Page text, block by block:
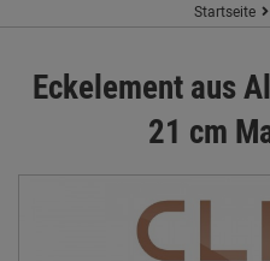
Startseite
Eckelement aus
21 cm